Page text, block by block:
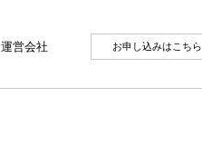
運営会社 お申し込みはこちら